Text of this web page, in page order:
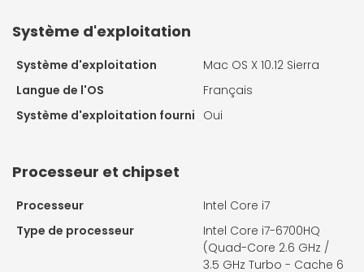
Système d'exploitation
Système d'exploitation
Mac OS X 10.12 Sierra
Langue de l'OS
Français
Système d'exploitation fourni Oui
Processeur et chipset
Processeur
Intel Core i7
Type de processeur
Intel Core i7-6700HQ
(Quad-Core 2.6 GHz /
3.5 GHz Turbo - Cache 6